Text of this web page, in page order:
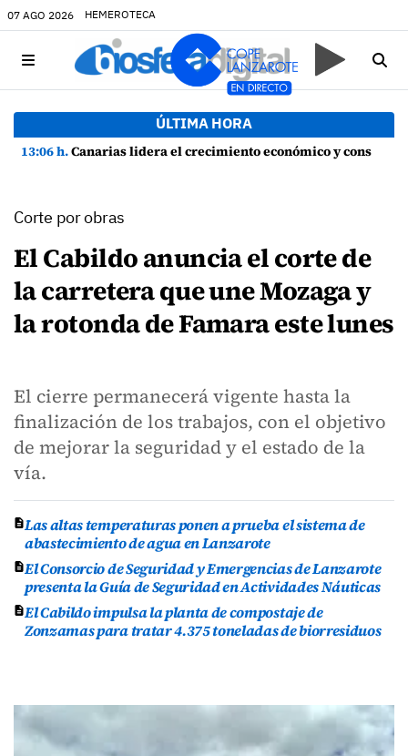
07 AGO 2026 HEMEROTECA
ÚLTIMA HORA
13:06 h.Canarias lidera el crecimiento económico y consolida su recuperación con un empleo en máximos históricos
Corte por obras
El Cabildo anuncia el corte de
la carretera que une Mozaga y
la rotonda de Famara este lunes
El cierre permanecerá vigente hasta la
finalización de los trabajos, con el objetivo
de mejorar la seguridad y el estado de la
vía.
Las altas temperaturas ponen a prueba el sistema de
abastecimiento de agua en Lanzarote
El Consorcio de Seguridad y Emergencias de Lanzarote
presenta la Guía de Seguridad en Actividades Náuticas
El Cabildo impulsa la planta de compostaje de
Zonzamas para tratar 4.375 toneladas de biorresiduos